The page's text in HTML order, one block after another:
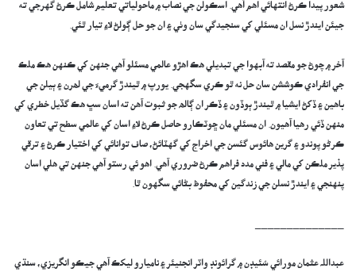
شعور پيدا ڪرڻ انتهائي اهم آهي. اسڪولن جي نصاب ۾ ماحولياتي تعليم شامل ڪرڻ گهرجي ته
جيئن ايندڙ نسل ان مسئلي کي سنجيدگي سان وٺي ۽ ان جو حل ڳولڻ لاءِ تيار ٿئي.
آخر ۾ چوڻ جو مقصد ته آبهوا جي تبديلي هڪ اهڙو عالمي مسئلو آهي جنهن کي ڪنهن هڪ ملڪ
جي انفرادي ڪوششن سان حل نه ٿو ڪري سگهجي. يورپ ۾ ٿيندڙ گرميءَ جي لھرن ۽ ٻيلن جي
باهين ۽ ڏکڻ ايشيا ۾ ٿيندڙ ٻوڏون ۽ ڏڪر ان ڳالھ جو ثبوت آهن ته اسان سڀ هڪ گڏيل خطري کي
منهن ڏئي رهيا آهيون. ان مسئلي مان ڇوٽڪارو حاصل ڪرڻ لاءِ اسان کي عالمي سطح تي تعاون
ڪرڻو پوندو ۽ گرين هائوس گئسن جي اخراج کي گهٽائڻ، صاف توانائي کي اختيار ڪرڻ ۽ ترقي
پذير ملڪن کي مالي ۽ فني مدد فراهم ڪرڻ ضروري آهي. اهو ئي رستو آهي جنهن تي هلي اسان
پنهنجي ۽ ايندڙ نسلن جي زندگين کي محفوظ بڻائي سگهون ٿا.
عبداللہ عثمان مورائي سُئيڊن ۾ گرائونڊ واٽر انجنيئر ۽ ناميارو ليکڪ آھي جيڪو انگريزي، سنڌي